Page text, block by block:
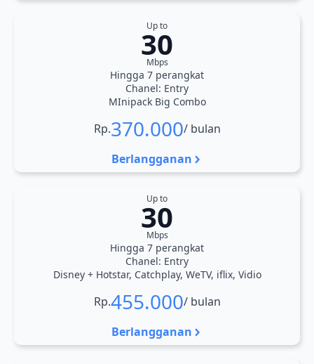
Up to
30
Mbps
Hingga 7 perangkat
Chanel: Entry
MInipack Big Combo
Rp.370.000/ bulan
Berlangganan
Up to
30
Mbps
Hingga 7 perangkat
Chanel: Entry
Disney + Hotstar, Catchplay, WeTV, iflix, Vidio
Rp.455.000/ bulan
Berlangganan